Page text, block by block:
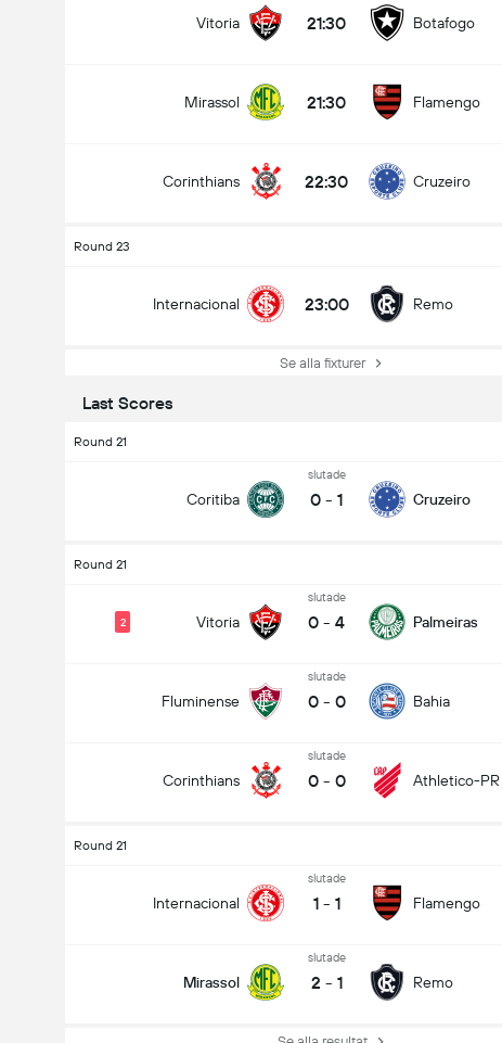
Vitoria 21:30 Botafogo
Mirassol 21:30 Flamengo
Corinthians 22:30 Cruzeiro
Round 23
Internacional 23:00 Remo
Se alla fixturer
Last Scores
Round 21
Coritiba
slutade
0 - 1 Cruzeiro
Round 21
Vitoria
2
slutade
0 - 4 Palmeiras
Fluminense
slutade
0 - 0 Bahia
Corinthians
slutade
0 - 0 Athletico-PR
Round 21
Internacional
slutade
1 - 1 Flamengo
Mirassol
slutade
2 - 1 Remo